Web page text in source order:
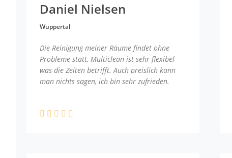
Daniel Nielsen
Wuppertal
Die Reinigung meiner Räume findet ohne
Probleme statt, Multiclean ist sehr flexibel
was die Zeiten betrifft. Auch preislich kann
man nichts sagen, ich bin sehr zufrieden.